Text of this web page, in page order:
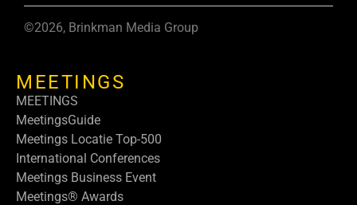
©2026, Brinkman Media Group
MEETINGS
MEETINGS
MeetingsGuide
Meetings Locatie Top-500
International Conferences
Meetings Business Event
Meetings® Awards